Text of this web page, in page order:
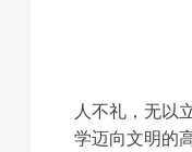
人不礼，无以
学迈向文明的